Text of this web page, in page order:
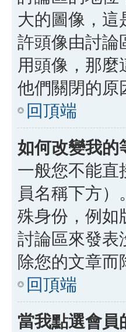
大的圖像，這
許頭像由討論
用頭像，那
他們關閉的原
回頂端
如何改變我的
一般您不能直
員名稱下方
殊身份，例如
討論區來發表
除您的文章而
回頂端
當我點選會